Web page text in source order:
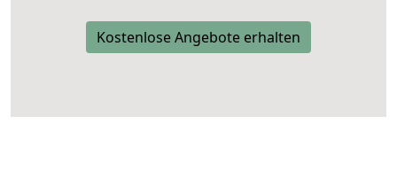
Kostenlose Angebote erhalten